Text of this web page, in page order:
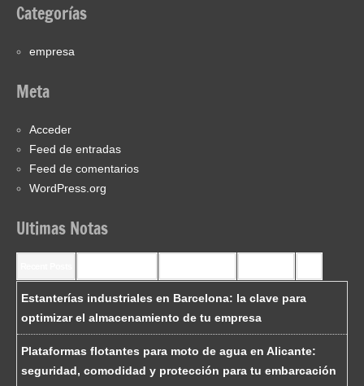
Categorías
empresa
Meta
Acceder
Feed de entradas
Feed de comentarios
WordPress.org
Ultimas Notas
Estanterías industriales en Barcelona: la clave para
optimizar el almacenamiento de tu empresa
Plataformas flotantes para moto de agua en Alicante:
seguridad, comodidad y protección para tu embarcación